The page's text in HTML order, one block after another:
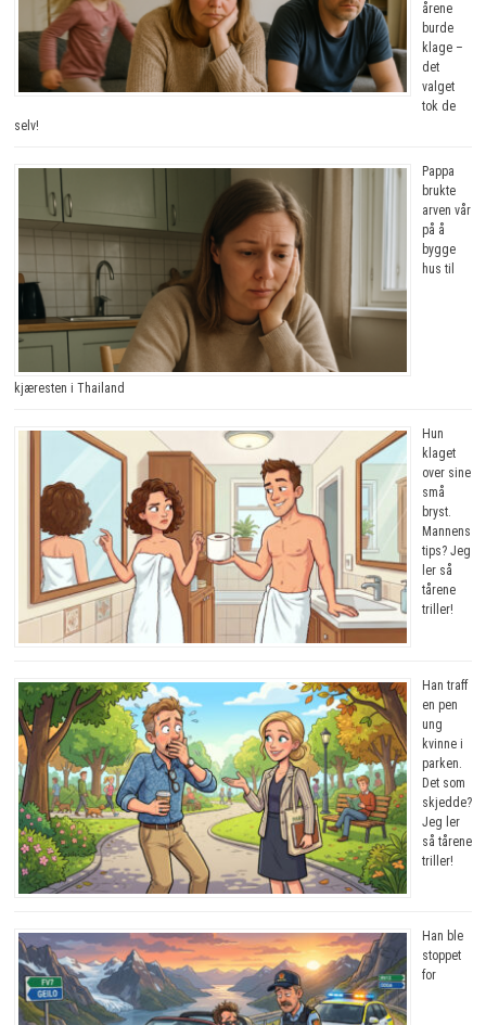
årene
burde
klage –
det
valget
tok de
selv!
Pappa
brukte
arven vår
på å
bygge
hus til
kjæresten i Thailand
Hun
klaget
over sine
små
bryst.
Mannens
tips? Jeg
ler så
tårene
triller!
Han traff
en pen
ung
kvinne i
parken.
Det som
skjedde?
Jeg ler
så tårene
triller!
Han ble
stoppet
for